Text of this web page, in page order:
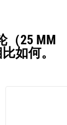
（25 MM
如何。